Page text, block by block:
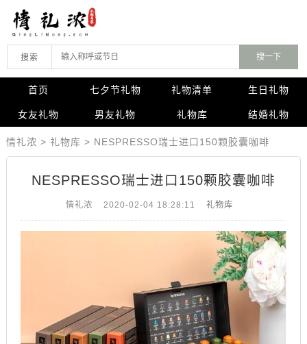
搜索
首页 七夕节礼物 礼物清单 生日礼物
女友礼物 男友礼物 礼物库 结婚礼物
情礼浓 > 礼物库 > NESPRESSO瑞士进口150颗胶囊咖啡
NESPRESSO瑞士进口150颗胶囊咖啡
情礼浓 2020-02-04 18:28:11 礼物库